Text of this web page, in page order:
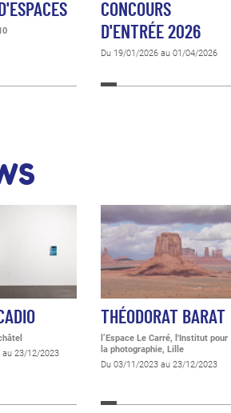
CONCOURS
D'ENTRÉE 2026
Du 19/01/2026 au 01/04/2026
au 23/12/2023
THÉODORAT BARAT
l’Espace Le Carré, l'Institut pour
la photographie, Lille
Du 03/11/2023 au 23/12/2023